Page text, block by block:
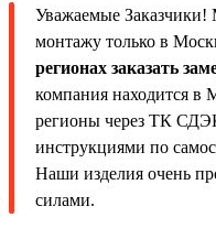
Уважаемые Заказчики!
монтажу только в
регионах заказать
компания находится в
регионы через ТК
инструкциями по
Наши изделия очень
силами.